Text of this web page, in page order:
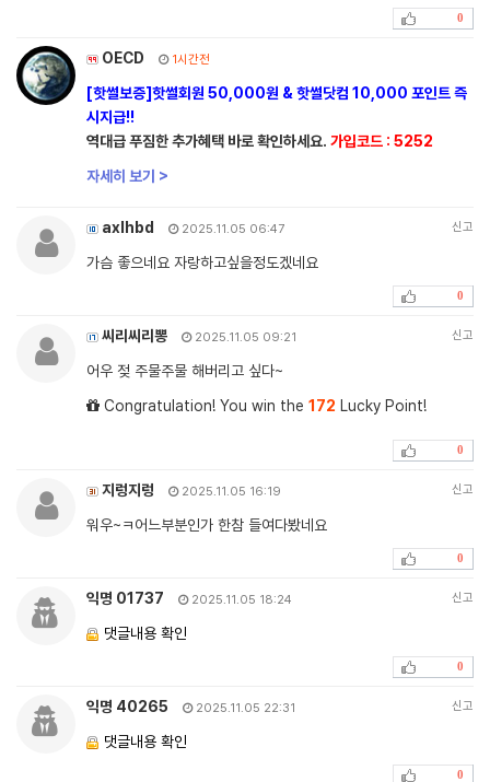
0
OECD 1시간전
[핫썰보증]핫썰회원 50,000원 & 핫썰닷컴 10,000 포인트 즉
시지급!!
역대급 푸짐한 추가혜택 바로 확인하세요. 가입코드 : 5252
자세히 보기 >
axlhbd 2025.11.05 06:47 신고
가슴 좋으네요 자랑하고싶을정도겠네요
0
씨리씨리뽕 2025.11.05 09:21 신고
어우 젖 주물주물 해버리고 싶다~
Congratulation! You win the 172 Lucky Point!
0
지렁지렁 2025.11.05 16:19 신고
워우~ㅋ어느부분인가 한참 들여다봤네요
0
익명 01737 2025.11.05 18:24 신고
댓글내용 확인
0
익명 40265 2025.11.05 22:31 신고
댓글내용 확인
0